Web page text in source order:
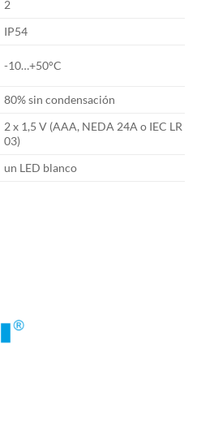
2
IP54
-10…+50°C
80% sin condensación
2 x 1,5 V (AAA, NEDA 24A o IEC LR
03)
un LED blanco